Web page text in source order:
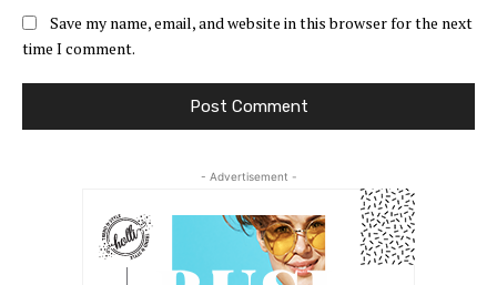
Save my name, email, and website in this browser for the next
time I comment.
- Advertisement -